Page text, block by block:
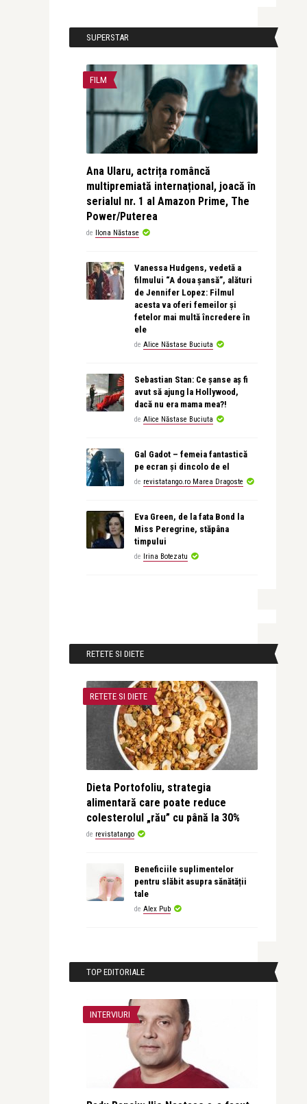
SUPERSTAR
FILM
Ana Ularu, actrița româncă
multipremiată internațional, joacă în
serialul nr. 1 al Amazon Prime, The
Power/Puterea
de Ilona Năstase
Vanessa Hudgens, vedetă a
filmului “A doua șansă”, alături
de Jennifer Lopez: Filmul
acesta va oferi femeilor și
fetelor mai multă încredere în
ele
de Alice Năstase Buciuta
Sebastian Stan: Ce șanse aș fi
avut să ajung la Hollywood,
dacă nu era mama mea?!
de Alice Năstase Buciuta
Gal Gadot – femeia fantastică
pe ecran și dincolo de el
de revistatango.ro Marea Dragoste
Eva Green, de la fata Bond la
Miss Peregrine, stăpâna
timpului
de Irina Botezatu
RETETE SI DIETE
RETETE SI DIETE
Dieta Portofoliu, strategia
alimentară care poate reduce
colesterolul „rău” cu până la 30%
de revistatango
Beneficiile suplimentelor
pentru slăbit asupra sănătății
tale
de Alex Pub
TOP EDITORIALE
INTERVIURI